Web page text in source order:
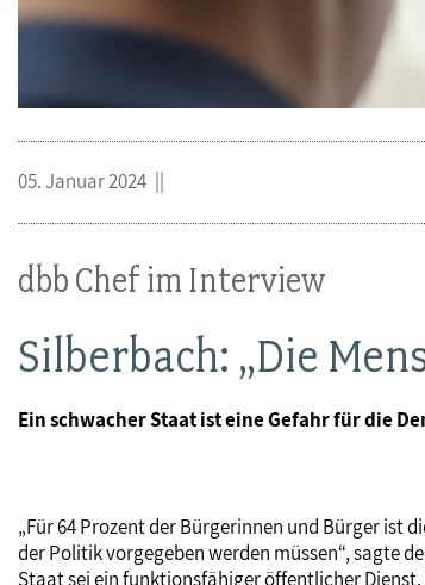
dbb Chef im Interview
Silberbach: „Die
Ein schwacher Staat ist eine Gefahr für die
05. Januar 2024
„Für 64 Prozent der Bürgerinnen und Bürger ist
der Politik vorgegeben werden müssen“, sagte
Staat sei ein funktionsfähiger öffentlicher